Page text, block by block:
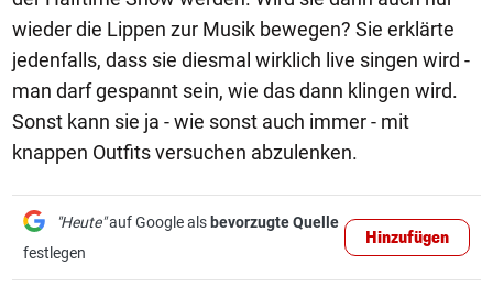
wieder die Lippen zur Musik bewegen? Sie erklärte
jedenfalls, dass sie diesmal wirklich live singen wird -
man darf gespannt sein, wie das dann klingen wird.
Sonst kann sie ja - wie sonst auch immer - mit
knappen Outfits versuchen abzulenken.
"Heute"auf Google als bevorzugte Quelle
festlegen
Hinzufügen